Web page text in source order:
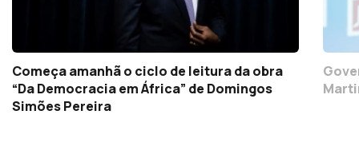
Começa amanhã o ciclo de leitura da obra
“Da Democracia em África” de Domingos
Simões Pereira